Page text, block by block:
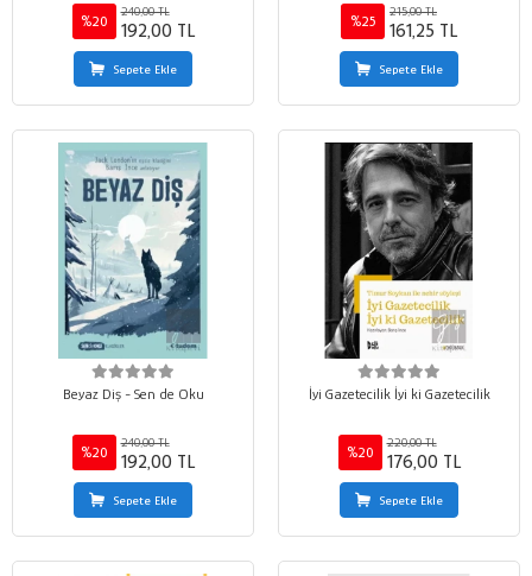
%20
240,00 TL
192,00 TL
Sepete Ekle
%25
215,00 TL
161,25 TL
Sepete Ekle
Beyaz Diş - Sen de Oku
%20
240,00 TL
192,00 TL
Sepete Ekle
İyi Gazetecilik İyi ki Gazetecilik
%20
220,00 TL
176,00 TL
Sepete Ekle